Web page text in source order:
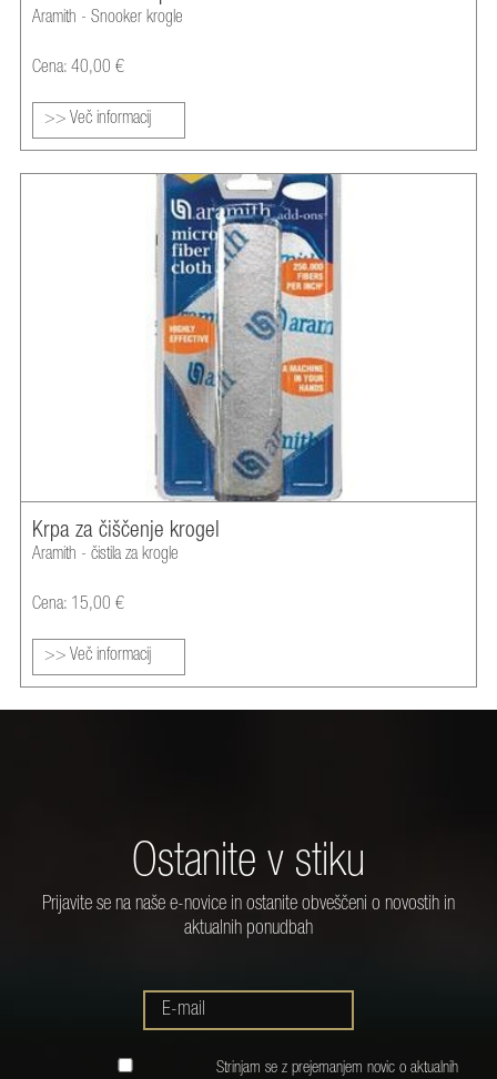
Aramith - Snooker krogle
Cena: 40,00 €
>> Več informacij
Krpa za čiščenje krogel
Aramith - čistila za krogle
Cena: 15,00 €
>> Več informacij
Ostanite v stiku
Prijavite se na naše e-novice in ostanite obveščeni o novostih in
aktualnih ponudbah
Strinjam se z prejemanjem novic o aktualnih